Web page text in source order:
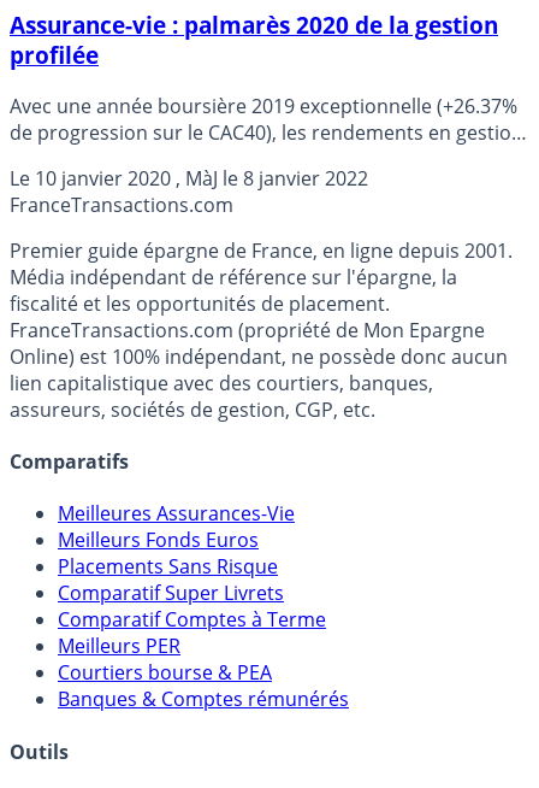
Assurance-vie : palmarès 2020 de la gestion
profilée
Avec une année boursière 2019 exceptionnelle (+26.37%
de progression sur le CAC40), les rendements en gestion
exceptionnelles au titre de l’année 2019, contrastant
ainsi avec 2018, une année noire, largement négative.
Palmarès des rendements 2019 de la gestion profilée en
assurance-vie.
Le 10 janvier 2020 , MàJ le8 janvier 2022
FranceTransactions.com
Premier guide épargne de France, en ligne depuis 2001.
Média indépendant de référence sur l'épargne, la
fiscalité et les opportunités de placement.
FranceTransactions.com (propriété de Mon Epargne
Online) est 100% indépendant, ne possède donc aucun
lien capitalistique avec des courtiers, banques,
assureurs, sociétés de gestion, CGP, etc.
Comparatifs
Meilleures Assurances-Vie
Meilleurs Fonds Euros
Placements Sans Risque
Comparatif Super Livrets
Comparatif Comptes à Terme
Meilleurs PER
Courtiers bourse & PEA
Banques & Comptes rémunérés
Outils